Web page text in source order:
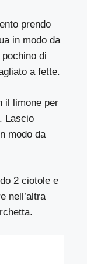
prendo
in modo da
di
a fette.
il limone per
Lascio
modo da
2 ciotole e
nell’altra